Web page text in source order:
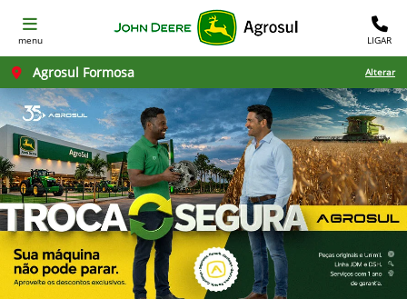
menu LIGAR
Agrosul Formosa Alterar